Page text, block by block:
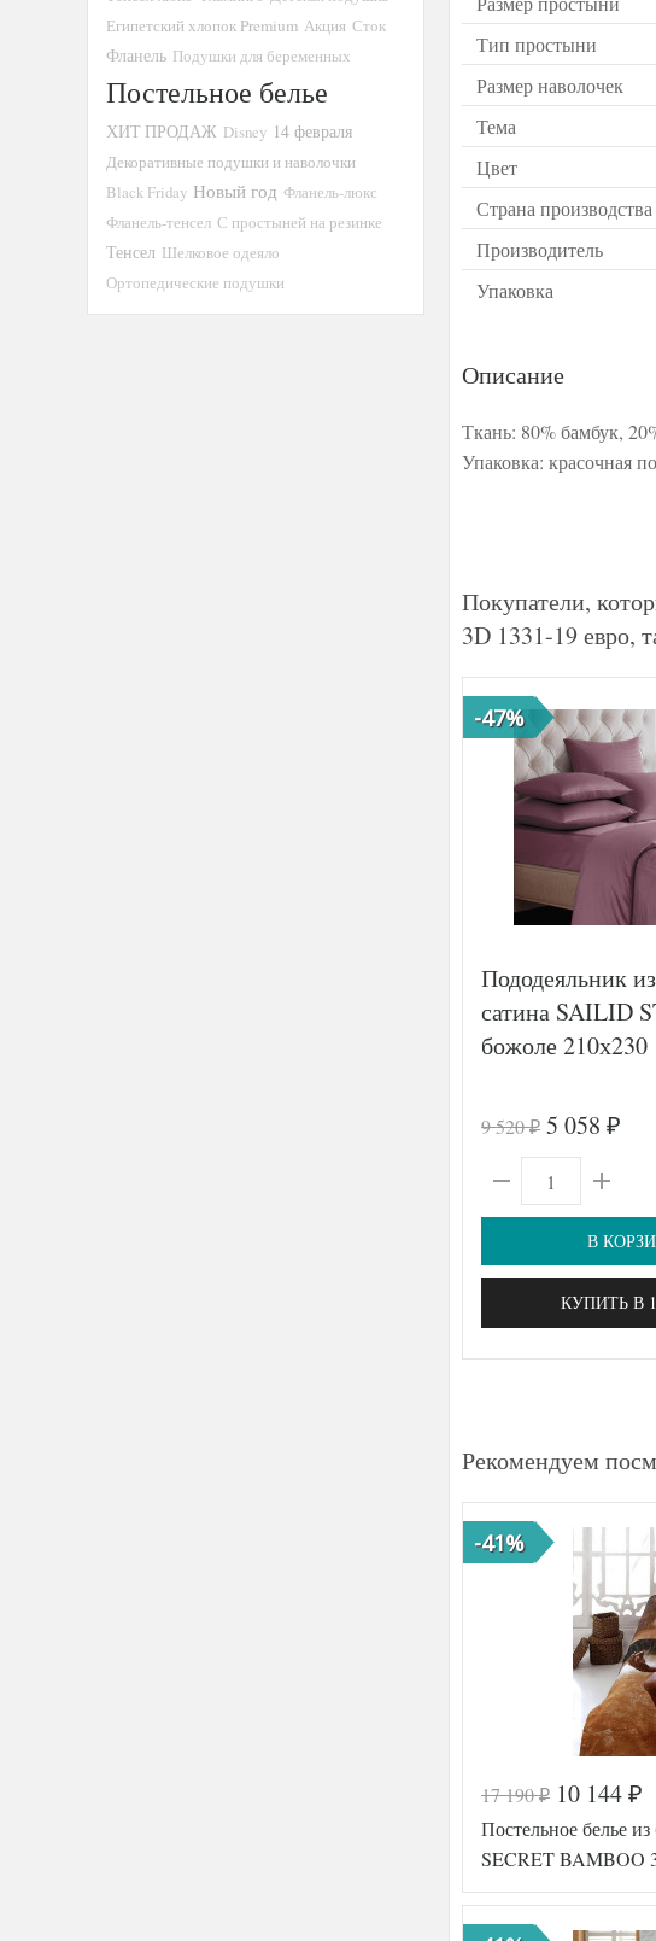
Тип простыни
Размер наволочек
Тема
Цвет
Страна производства
Производитель
Упаковка
Описание
Ткань: 80% бамбук,
Упаковка: красочная
Покупатели,
3D 1331-19 евро,
-47%
Пододеяльник
сатина SAILID
божоле 210х230
9 520₽ 5 058 ₽
В
КУПИТЬ В
Рекомендуем
-41%
17 190₽ 10 144 ₽
Постельное белье
SECRET BAMBOO
Египетский хлопок Premium Акция Сток
Фланель Подушки для беременных
Постельное белье
ХИТ ПРОДАЖ Disney 14 февраля
Декоративные подушки и наволочки
Black Friday Новый год Фланель-люкс
Фланель-тенсел С простыней на резинке
Тенсел Шелковое одеяло
Ортопедические подушки